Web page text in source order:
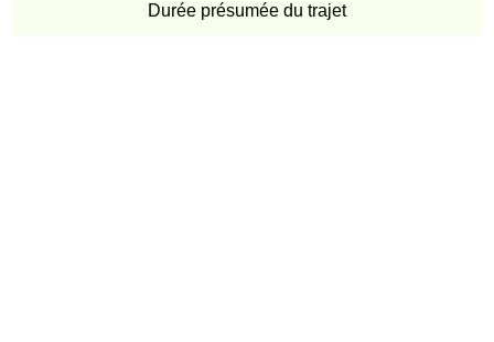
Durée présumée du trajet